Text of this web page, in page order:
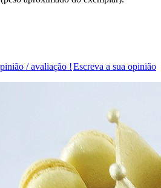
Escreva a sua opinião
/ avaliação !